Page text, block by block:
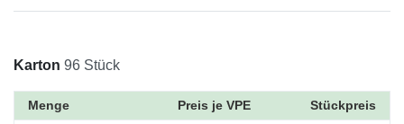
Karton 96 Stück
Menge Preis je VPE Stückpreis